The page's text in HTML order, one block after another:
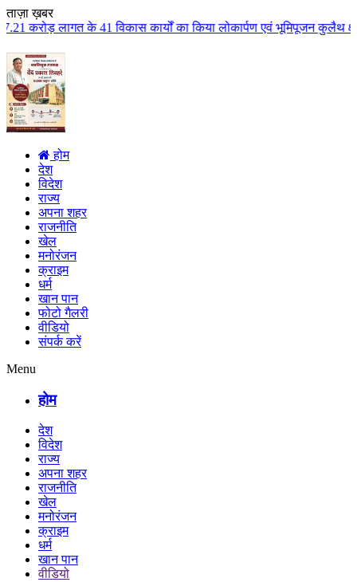
ताज़ा ख़बर
कार्यों का किया लोकार्पण एवं भूमिपूजन कुलैथ क्षेत्र के विकास के लिये
होम
देश
विदेश
राज्य
अपना शहर
राजनीति
खेल
मनोरंजन
क्राइम
धर्म
खान पान
फोटो गैलरी
वीडियो
संपर्क करें
Menu
होम
देश
विदेश
राज्य
अपना शहर
राजनीति
खेल
मनोरंजन
क्राइम
धर्म
खान पान
वीडियो